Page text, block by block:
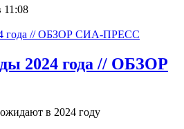
11:08
2024 года // ОБЗОР
в 2024 году